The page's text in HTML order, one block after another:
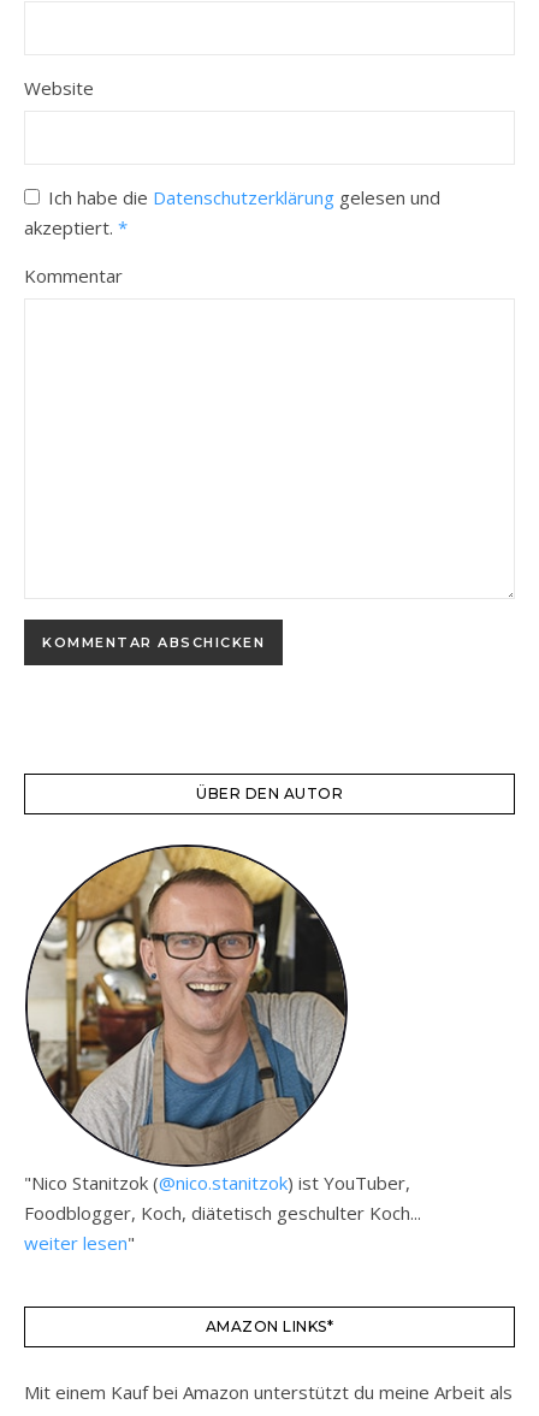
Website
Ich habe die Datenschutzerklärung gelesen und
akzeptiert. *
Kommentar
ÜBER DEN AUTOR
"Nico Stanitzok (@nico.stanitzok) ist YouTuber,
Foodblogger, Koch, diätetisch geschulter Koch...
weiter lesen"
AMAZON LINKS*
Mit einem Kauf bei Amazon unterstützt du meine Arbeit als